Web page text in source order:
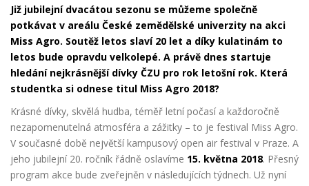
Již jubilejní dvacátou sezonu se můžeme společně
potkávat v areálu České zemědělské univerzity na akci
Miss Agro. Soutěž letos slaví 20 let a díky kulatinám to
letos bude opravdu velkolepé. A právě dnes startuje
hledání nejkrásnější dívky ČZU pro rok letošní rok. Která
studentka si odnese titul Miss Agro 2018?
Krásné dívky, skvělá hudba, téměř letní počasí a každoročně
nezapomenutelná atmosféra a zážitky – to je festival Miss Agro.
V současné době největší kampusový open air festival v Praze. A
jeho jubilejní 20. ročník řádně oslavíme 15. května 2018. Přesný
program akce bude zveřejněn v následujících týdnech. Už nyní